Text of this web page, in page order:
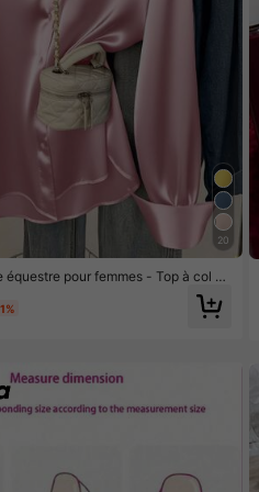
20
équestre pour femmes - Top à col po
simple boutonnage, élégant, pri
hiver, rose